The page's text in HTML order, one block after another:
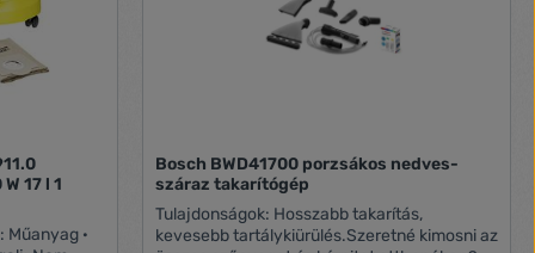
17 l 1
·
Bosch BWD41700 porzsákos nedves-
száraz takarítógép
Tulajdonságok: Hosszabb takarítás,
kevesebb tartálykiürülés.Szeretné kimosni az